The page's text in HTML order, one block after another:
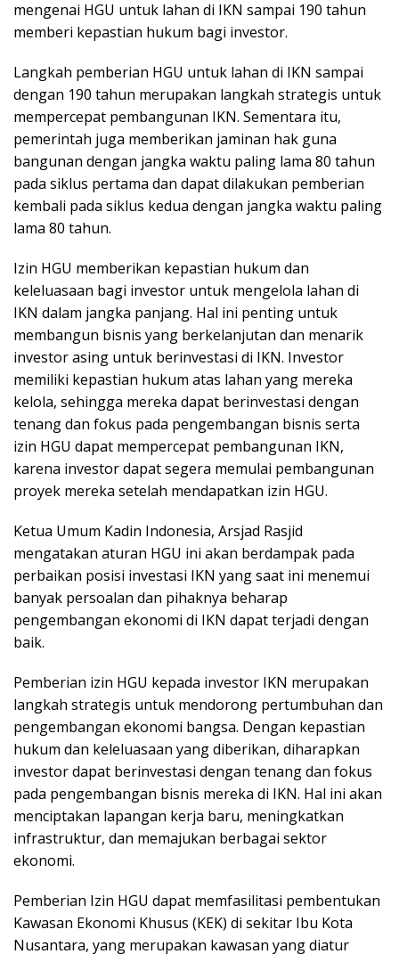
mengenai HGU untuk lahan di IKN sampai 190 tahun
memberi kepastian hukum bagi investor.
Langkah pemberian HGU untuk lahan di IKN sampai
dengan 190 tahun merupakan langkah strategis untuk
mempercepat pembangunan IKN. Sementara itu,
pemerintah juga memberikan jaminan hak guna
bangunan dengan jangka waktu paling lama 80 tahun
pada siklus pertama dan dapat dilakukan pemberian
kembali pada siklus kedua dengan jangka waktu paling
lama 80 tahun.
Izin HGU memberikan kepastian hukum dan
keleluasaan bagi investor untuk mengelola lahan di
IKN dalam jangka panjang. Hal ini penting untuk
membangun bisnis yang berkelanjutan dan menarik
investor asing untuk berinvestasi di IKN. Investor
memiliki kepastian hukum atas lahan yang mereka
kelola, sehingga mereka dapat berinvestasi dengan
tenang dan fokus pada pengembangan bisnis serta
izin HGU dapat mempercepat pembangunan IKN,
karena investor dapat segera memulai pembangunan
proyek mereka setelah mendapatkan izin HGU.
Ketua Umum Kadin Indonesia, Arsjad Rasjid
mengatakan aturan HGU ini akan berdampak pada
perbaikan posisi investasi IKN yang saat ini menemui
banyak persoalan dan pihaknya beharap
pengembangan ekonomi di IKN dapat terjadi dengan
baik.
Pemberian izin HGU kepada investor IKN merupakan
langkah strategis untuk mendorong pertumbuhan dan
pengembangan ekonomi bangsa. Dengan kepastian
hukum dan keleluasaan yang diberikan, diharapkan
investor dapat berinvestasi dengan tenang dan fokus
pada pengembangan bisnis mereka di IKN. Hal ini akan
menciptakan lapangan kerja baru, meningkatkan
infrastruktur, dan memajukan berbagai sektor
ekonomi.
Pemberian Izin HGU dapat memfasilitasi pembentukan
Kawasan Ekonomi Khusus (KEK) di sekitar Ibu Kota
Nusantara, yang merupakan kawasan yang diatur